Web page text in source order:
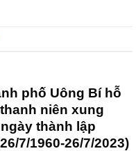
phố Uông Bí hỗ
niên xung
thành lập
7/1960-26/7/2023)